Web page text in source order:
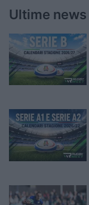
Ultime news